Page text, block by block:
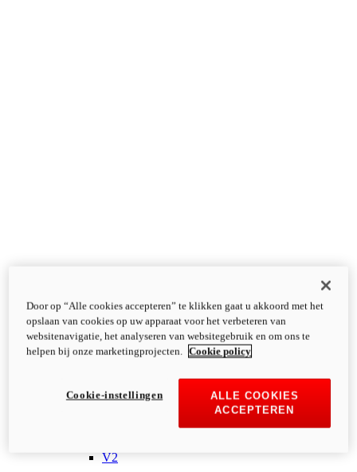
V2
Door op “Alle cookies accepteren” te klikken gaat u akkoord met het
opslaan van cookies op uw apparaat voor het verbeteren van
websitenavigatie, het analyseren van websitegebruik en om ons te
helpen bij onze marketingprojecten.
Cookie policy
ALLE COOKIES
ACCEPTEREN
Cookie-instellingen